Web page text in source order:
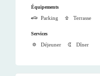
Équipements
Parking Terrasse
Services
Déjeuner Dîner